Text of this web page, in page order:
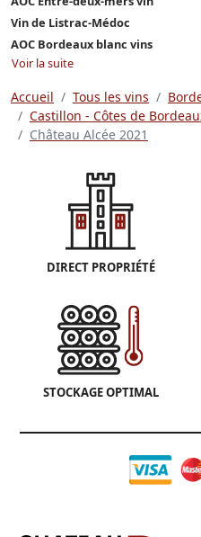
Vin de Listrac-Médoc
AOC Bordeaux blanc vins
Voir la suite
Accueil Tous les vins
Castillon - Côtes de
Château Alcée 2021
DIRECT PROPRIÉTÉ
STOCKAGE OPTIMAL